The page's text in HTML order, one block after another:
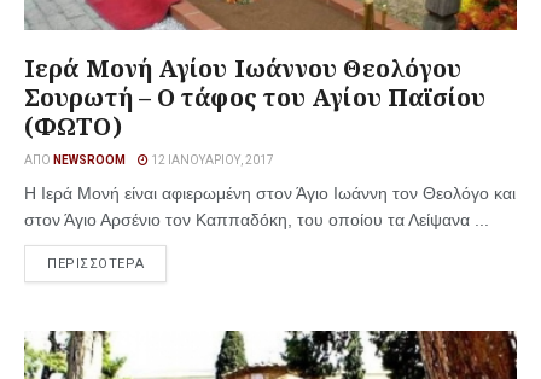
Ιερά Μονή Αγίου Ιωάννου Θεολόγου
Σουρωτή – Ο τάφος του Αγίου Παϊσίου
(ΦΩΤΟ)
ΑΠΌ NEWSROOM 12 ΙΑΝΟΥΑΡΊΟΥ, 2017
Η Ιερά Μονή είναι αφιερωμένη στον Άγιο Ιωάννη τον Θεολόγο και
στον Άγιο Αρσένιο τον Καππαδόκη, του οποίου τα Λείψανα ...
ΠΕΡΙΣΣΟΤΕΡΑ